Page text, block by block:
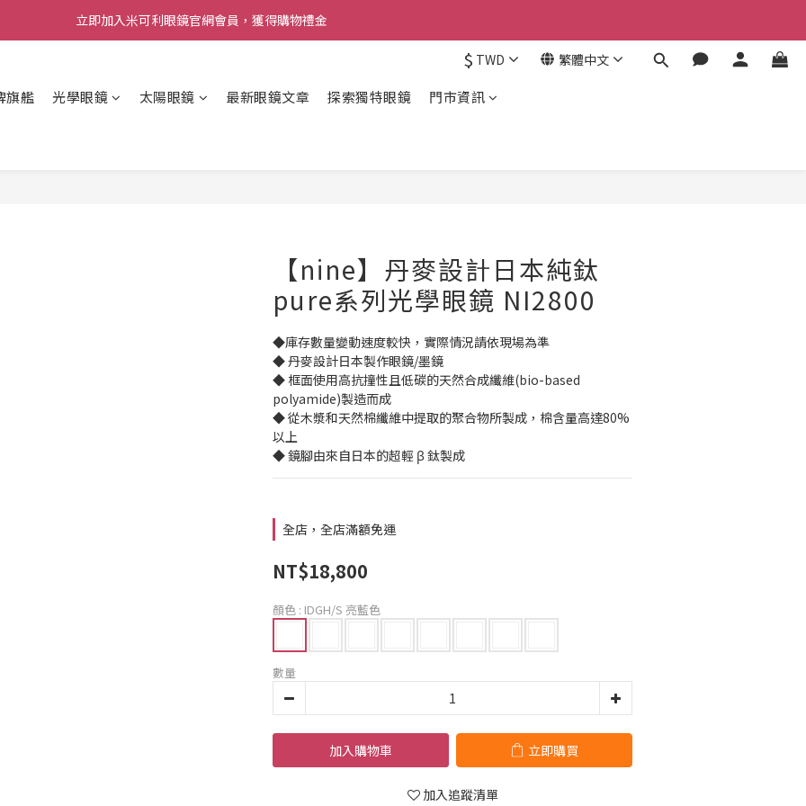
立即加入米可利眼鏡官網會員，獲得購物禮金
$ TWD 繁體中文
旗艦 光學眼鏡 太陽眼鏡 最新眼鏡文章 探索獨特眼鏡 門市資訊
【nine】丹麥設計日本純鈦
pure系列光學眼鏡 NI2800
◆庫存數量變動速度較快，實際情況請依現場為準
◆ 丹麥設計日本製作眼鏡/墨鏡
◆ 框面使用高抗撞性且低碳的天然合成纖維(bio-based
polyamide)製造而成
◆ 從木漿和天然棉纖維中提取的聚合物所製成，棉含量高達80%
以上
◆ 鏡腳由來自日本的超輕 β 鈦製成
全店，全店滿額免運
NT$18,800
顏色 : IDGH/S 亮藍色
數量
加入購物車 立即購買
加入追蹤清單